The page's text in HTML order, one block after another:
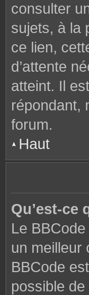
consulter
sujets, à la
ce lien,
d’attente
atteint. Il
répondant,
forum.
Haut
Qu’est-ce
Le
un meilleur
BBCode
possible